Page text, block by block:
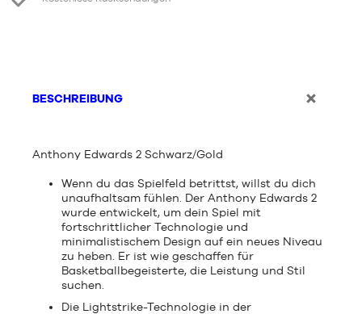
BESCHREIBUNG
Anthony Edwards 2 Schwarz/Gold
Wenn du das Spielfeld betrittst, willst du dich
unaufhaltsam fühlen. Der Anthony Edwards 2
wurde entwickelt, um dein Spiel mit
fortschrittlicher Technologie und
minimalistischem Design auf ein neues Niveau
zu heben. Er ist wie geschaffen für
Basketballbegeisterte, die Leistung und Stil
suchen.
Die Lightstrike-Technologie in der